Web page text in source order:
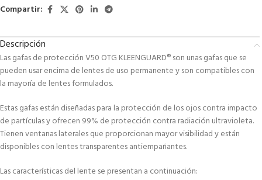
Compartir:
Descripción
Las gafas de protección V50 OTG KLEENGUARD® son unas gafas que se
pueden usar encima de lentes de uso permanente y son compatibles con
la mayoría de lentes formulados.
Estas gafas están diseñadas para la protección de los ojos contra impacto
de partículas y ofrecen 99% de protección contra radiación ultravioleta.
Tienen ventanas laterales que proporcionan mayor visibilidad y están
disponibles con lentes transparentes antiempañantes.
Las características del lente se presentan a continuación: